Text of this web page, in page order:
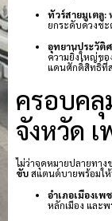
ทัวร์สายมูเตลู:
ยกระดับดวงชะ
อุทยานประวัติ
ความยิ่งใหญ่ข
แดนศักดิ์สิทธิ์ที่
ครอบค
จังหวัด
ไม่ว่าจุดหมายปลายทาง
ขับสแตนด์บายพร้อมใ
อำเภอเมืองเพ
หลักเมือง และ